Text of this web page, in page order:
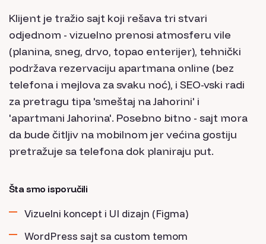
Klijent je tražio sajt koji rešava tri stvari
odjednom - vizuelno prenosi atmosferu vile
(planina, sneg, drvo, topao enterijer), tehnički
podržava rezervaciju apartmana online (bez
telefona i mejlova za svaku noć), i SEO-vski radi
za pretragu tipa 'smeštaj na Jahorini' i
'apartmani Jahorina'. Posebno bitno - sajt mora
da bude čitljiv na mobilnom jer većina gostiju
pretražuje sa telefona dok planiraju put.
Šta smo isporučili
Vizuelni koncept i UI dizajn (Figma)
WordPress sajt sa custom temom